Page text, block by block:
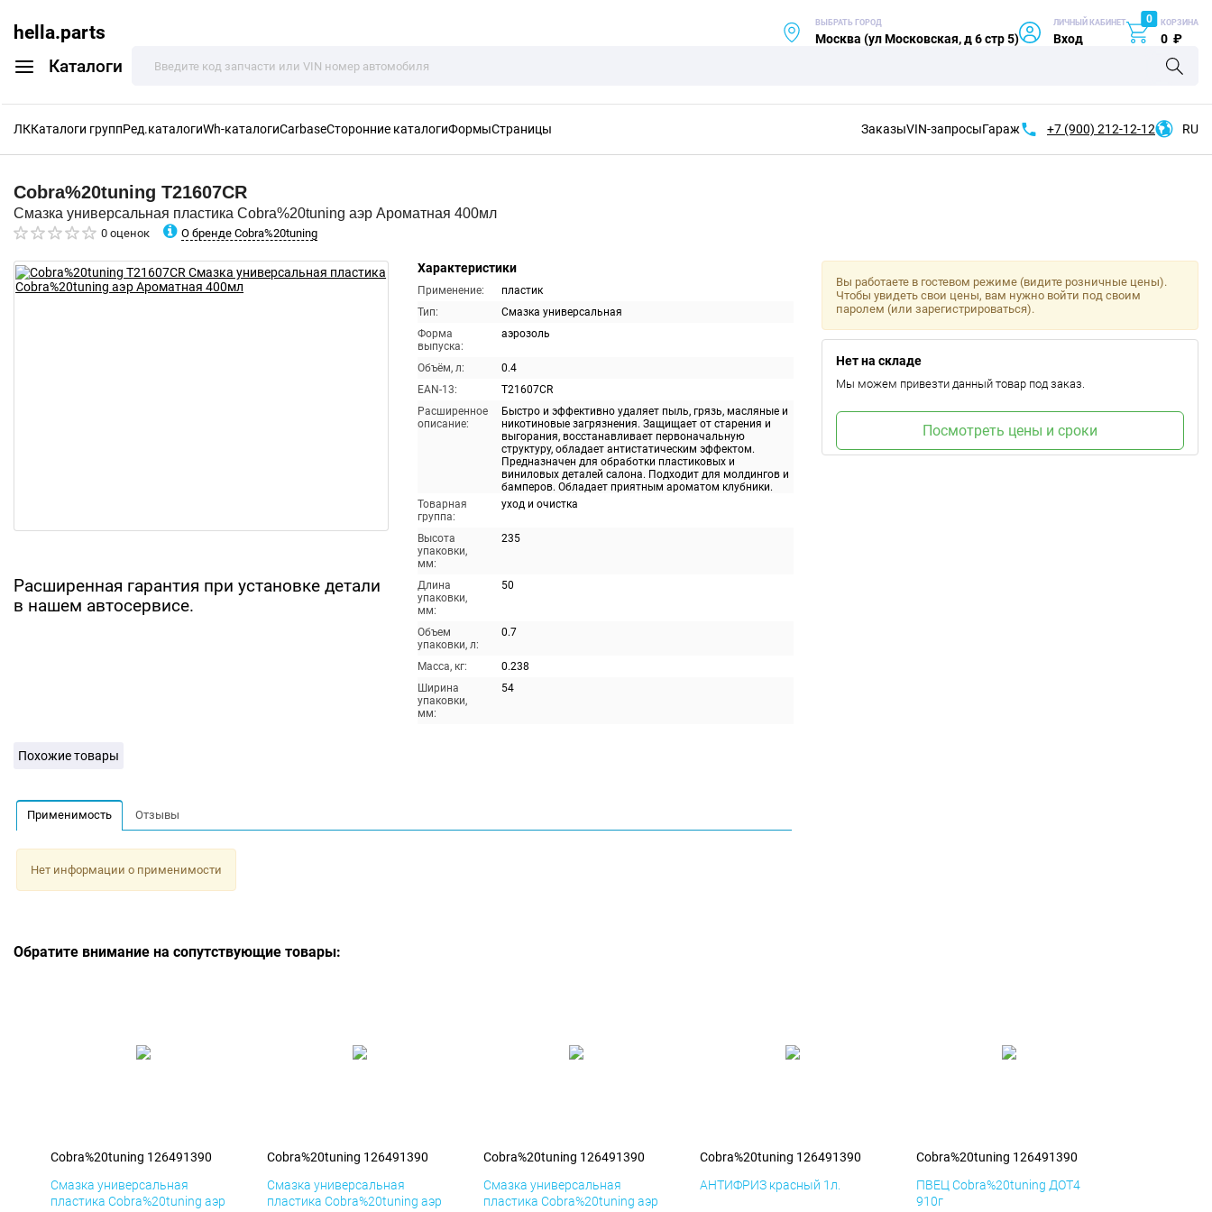
hella.parts
Каталоги
ВЫБРАТЬ ГОРОД
Москва (ул Московская, д 6 стр 5)
ЛИЧНЫЙ КАБИНЕТ
Вход
0 КОРЗИНА
0 ₽
ЛККаталоги группРед.каталогиWh-каталогиCarbaseСторонние каталогиФормыСтраницы ЗаказыVIN-запросыГараж +7 (900) 212-12-12 RU
Cobra%20tuning T21607CR
Смазка универсальная пластика Cobra%20tuning аэр Ароматная 400мл
0 оценок О бренде Cobra%20tuning
Расширенная гарантия при установке детали
в нашем автосервисе.
Характеристики
Применение:
пластик
Тип:
Смазка универсальная
Форма
выпуска:
аэрозоль
Объём, л:
0.4
EAN-13:
T21607CR
Расширенное
описание:
Быстро и эффективно удаляет пыль, грязь, масляные и
никотиновые загрязнения. Защищает от старения и
выгорания, восстанавливает первоначальную
структуру, обладает антистатическим эффектом.
Предназначен для обработки пластиковых и
виниловых деталей салона. Подходит для молдингов и
бамперов. Обладает приятным ароматом клубники.
Товарная
группа:
уход и очистка
Высота
упаковки,
мм:
235
Длина
упаковки,
мм:
50
Объем
упаковки, л:
0.7
Масса, кг:
0.238
Ширина
упаковки,
мм:
54
Вы работаете в гостевом режиме (видите розничные цены).
Чтобы увидеть свои цены, вам нужно войти под своим
паролем (или зарегистрироваться).
Нет на складе
Мы можем привезти данный товар под заказ.
Посмотреть цены и сроки
Похожие товары
Применимость Отзывы
Нет информации о применимости
Обратите внимание на сопутствующие товары:
Cobra%20tuning 126491390
Смазка универсальная
пластика Cobra%20tuning аэр
Cobra%20tuning 126491390
Смазка универсальная
пластика Cobra%20tuning аэр
Cobra%20tuning 126491390
Смазка универсальная
пластика Cobra%20tuning аэр
Cobra%20tuning 126491390
АНТИФРИЗ красный 1л.
Cobra%20tuning 126491390
ПВЕЦ Cobra%20tuning ДОТ4
910г